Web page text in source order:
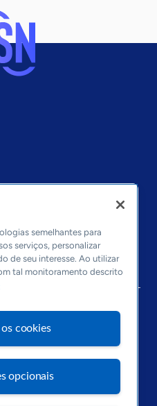
semelhantes para
serviços, personalizar
de seu interesse. Ao utilizar
tal monitoramento descrito
cookies
opcionais